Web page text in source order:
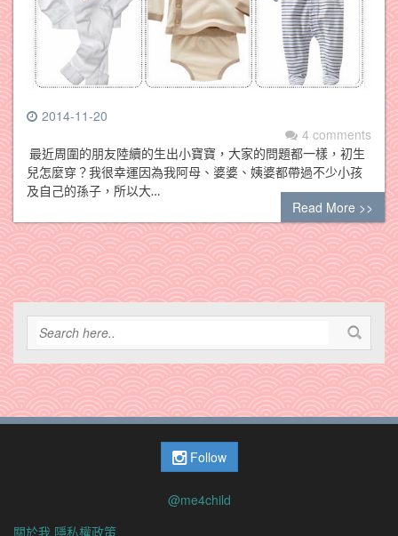
2014-11-20
4 comments
最近周圍的朋友陸續的生出小寶寶，大家的問題都一樣，初生
兒怎麼穿？我很幸運因為我阿母、婆婆、姨婆都帶過不少小孩
及自己的孫子，所以大…
Read More >>
Follow
@me4child
關於我 隱私權政策